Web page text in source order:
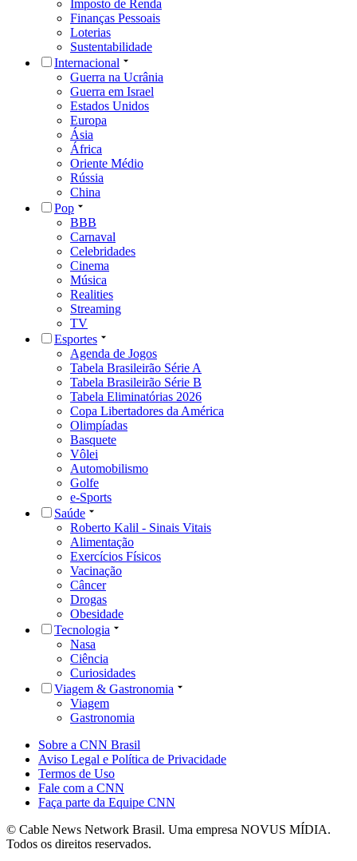
Imposto de Renda
Finanças Pessoais
Loterias
Sustentabilidade
Internacional
Guerra na Ucrânia
Guerra em Israel
Estados Unidos
Europa
Ásia
África
Oriente Médio
Rússia
China
Pop
BBB
Carnaval
Celebridades
Cinema
Música
Realities
Streaming
TV
Esportes
Agenda de Jogos
Tabela Brasileirão Série A
Tabela Brasileirão Série B
Tabela Eliminatórias 2026
Copa Libertadores da América
Olimpíadas
Basquete
Vôlei
Automobilismo
Golfe
e-Sports
Saúde
Roberto Kalil - Sinais Vitais
Alimentação
Exercícios Físicos
Vacinação
Câncer
Drogas
Obesidade
Tecnologia
Nasa
Ciência
Curiosidades
Viagem & Gastronomia
Viagem
Gastronomia
Sobre a CNN Brasil
Aviso Legal e Política de Privacidade
Termos de Uso
Fale com a CNN
Faça parte da Equipe CNN
© Cable News Network Brasil. Uma empresa NOVUS MÍDIA.
Todos os direitos reservados.